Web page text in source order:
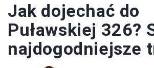
Jak dojechać do
Puławskiej 326?
najdogodniejsze